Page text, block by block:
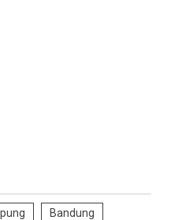
Bandung